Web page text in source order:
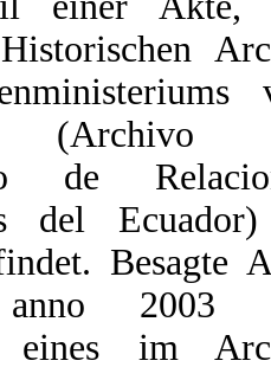
(Archivo
de
del
Besagte
2003
eines im